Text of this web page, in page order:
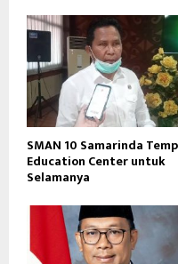
SMAN 10 Samarinda
Education Center untuk
Selamanya